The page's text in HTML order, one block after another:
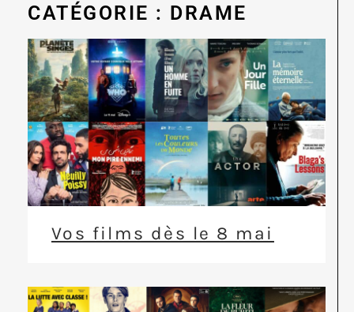
CATÉGORIE : DRAME
Vos films dès le 8 mai